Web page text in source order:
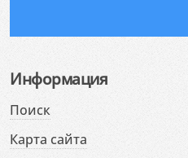
Информация
Поиск
Карта сайта